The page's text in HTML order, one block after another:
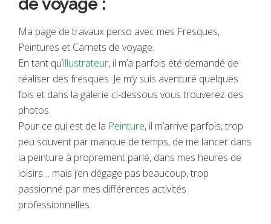
de voyage :
Ma page de travaux perso avec mes Fresques,
Peintures et Carnets de voyage.
En tant qu’illustrateur, il m’a parfois été demandé de
réaliser des fresques. Je m’y suis aventuré quelques
fois et dans la galerie ci-dessous vous trouverez des
photos.
Pour ce qui est de la Peinture, il m’arrive parfois, trop
peu souvent par manque de temps, de me lancer dans
la peinture à proprement parlé, dans mes heures de
loisirs… mais j’en dégage pas beaucoup, trop
passionné par mes différentes activités
professionnelles.